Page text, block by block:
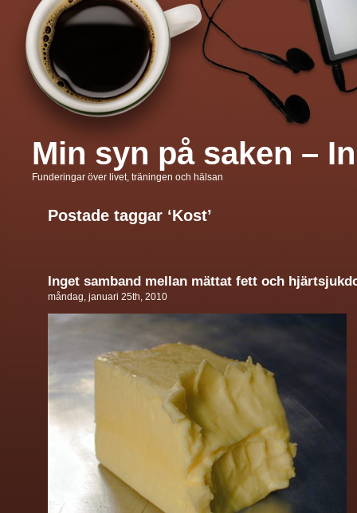
Min syn på saken –
Funderingar över livet, träningen och hälsan
Postade taggar ‘Kost’
Inget samband mellan mättat fett och
måndag, januari 25th, 2010